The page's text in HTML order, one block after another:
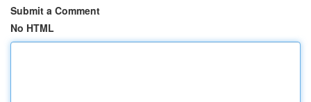
Submit a Comment
No HTML